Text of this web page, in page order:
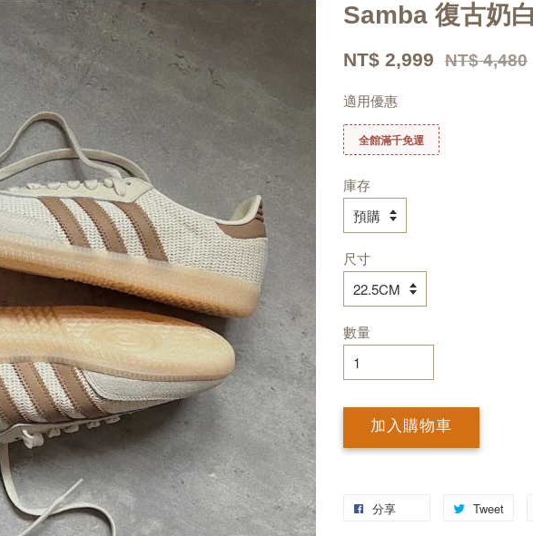
Samba 復古奶白
NT$ 2,999 NT$ 4,480
適用優惠
全館滿千免運
庫存
尺寸
數量
加入購物車
分享 Tweet